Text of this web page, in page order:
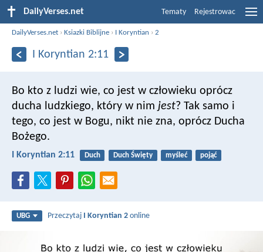
DailyVerses.net Tematy Rejestrowac
DailyVerses.net ›Ksiazki Biblijne › I Koryntian ›2
I Koryntian 2:11
Bo kto z ludzi wie, co jest w człowieku oprócz
ducha ludzkiego, który w nim jest? Tak samo i
tego, co jest w Bogu, nikt nie zna, oprócz Ducha
Bożego.
I Koryntian 2:11 Duch Duch Święty myśleć pojąć
UBG Przeczytaj I Koryntian 2 online